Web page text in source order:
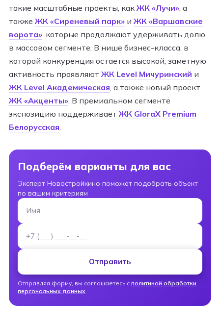
такие масштабные проекты, как ЖК «Лучи» , а
также ЖК «Сиреневый парк» и ЖК «Варшавские
ворота» , которые продолжают удерживать долю
в массовом сегменте. В нише бизнес-класса, в
которой конкуренция остается высокой, заметную
активность проявляют ЖК Level Мичуринский и
ЖК Level Академическая , а также новый проект
ЖК «Акценты» . В премиальном сегменте
экспозицию поддерживает ЖК GloraX Premium
Белорусская
Подберём варианты для вас
Эксперт Новостройкино поможет подобрать объект
по вашим критериям
Имя
Номер телефона
Отправить
Отправляя форму, вы соглашаетесь с политикой обработки
персональных данных